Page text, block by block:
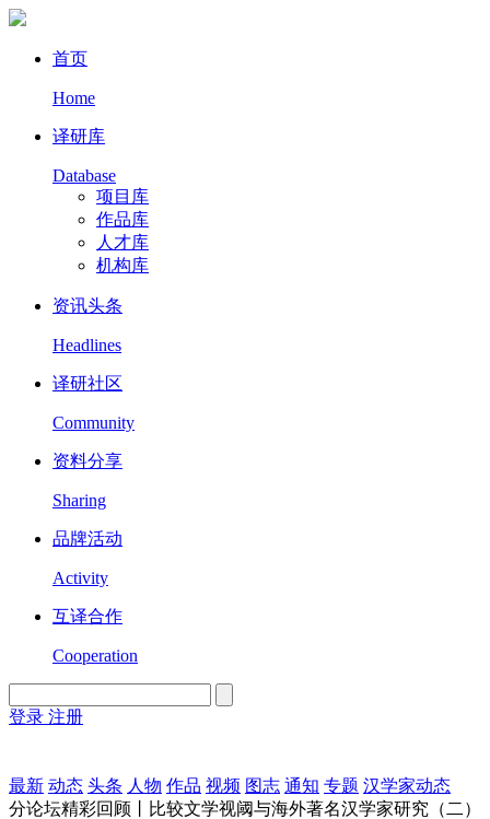
首页
Home
译研库
Database
项目库
作品库
人才库
机构库
资讯头条
Headlines
译研社区
Community
资料分享
Sharing
品牌活动
Activity
互译合作
Cooperation
登录 注册
最新 动态 头条 人物 作品 视频 图志 通知 专题 汉学家动态
分论坛精彩回顾丨比较文学视阈与海外著名汉学家研究（二）